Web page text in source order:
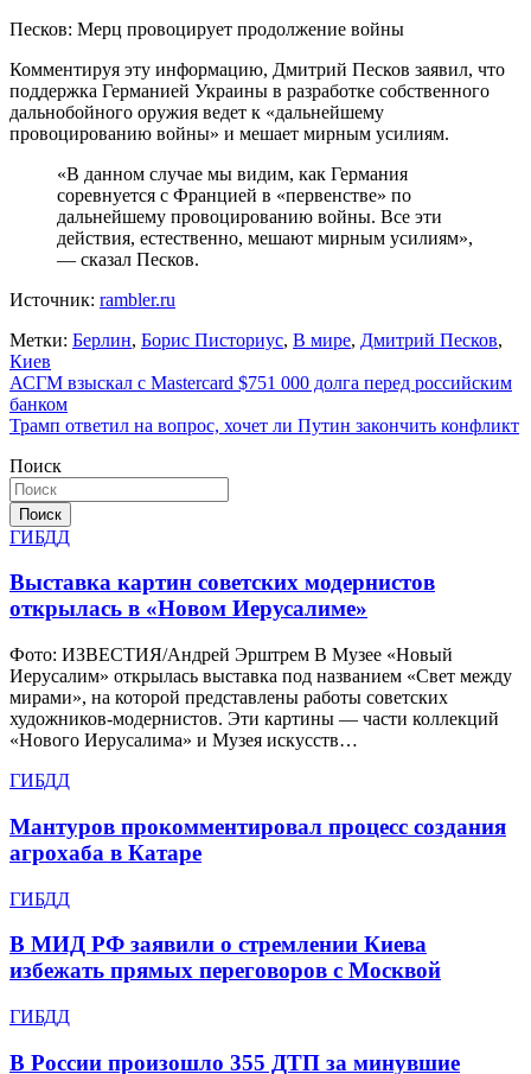
Песков: Мерц провоцирует продолжение войны
Комментируя эту информацию, Дмитрий Песков заявил, что
поддержка Германией Украины в разработке собственного
дальнобойного оружия ведет к «дальнейшему
провоцированию войны» и мешает мирным усилиям.
«В данном случае мы видим, как Германия
соревнуется с Францией в «первенстве» по
дальнейшему провоцированию войны. Все эти
действия, естественно, мешают мирным усилиям»,
— сказал Песков.
Источник: rambler.ru
Метки: Берлин, Борис Писториус, В мире, Дмитрий Песков,
Киев
Навигация
по
АСГМ взыскал с Mastercard $751 000 долга перед российским
банком
Трамп ответил на вопрос, хочет ли Путин закончить конфликт
Поиск
Поиск
ГИБДД
Выставка картин советских модернистов
открылась в «Новом Иерусалиме»
Фото: ИЗВЕСТИЯ/Андрей Эрштрем В Музее «Новый
Иерусалим» открылась выставка под названием «Свет между
мирами», на которой представлены работы советских
художников-модернистов. Эти картины — части коллекций
«Нового Иерусалима» и Музея искусств…
ГИБДД
Мантуров прокомментировал процесс создания
агрохаба в Катаре
ГИБДД
В МИД РФ заявили о стремлении Киева
избежать прямых переговоров с Москвой
ГИБДД
В России произошло 355 ДТП за минувшие